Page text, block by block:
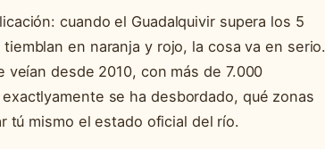
cuando el Guadalquivir supera los 5
en naranja y rojo, la cosa va en serio.
desde 2010, con más de 7.000
se ha desbordado, qué zonas
tú mismo el estado oficial del río.